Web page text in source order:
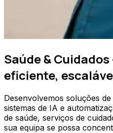
Saúde &
eficiente,
Desenvolvemos soluções
sistemas de IA e
de saúde, serviços de
sua equipa se possa